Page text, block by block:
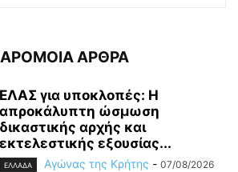
ΑΡΘΡΑ
ΕΛΑΣ για υποκλοπές: H
απροκάλυπτη ώσμωση
δικαστικής αρχής και
εκτελεστικής εξουσίας...
ΕΛΛΑΔΑ Αγώνας της Κρήτης - 07/08/2026